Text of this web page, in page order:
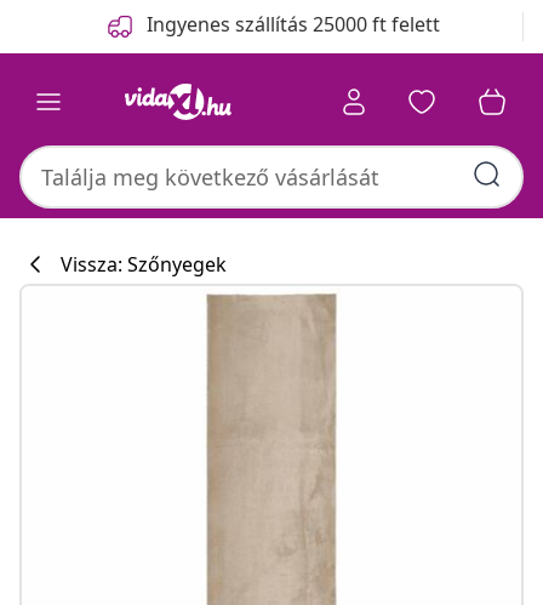
Ingyenes szállítás 25000 ft felett
Vissza: Szőnyegek